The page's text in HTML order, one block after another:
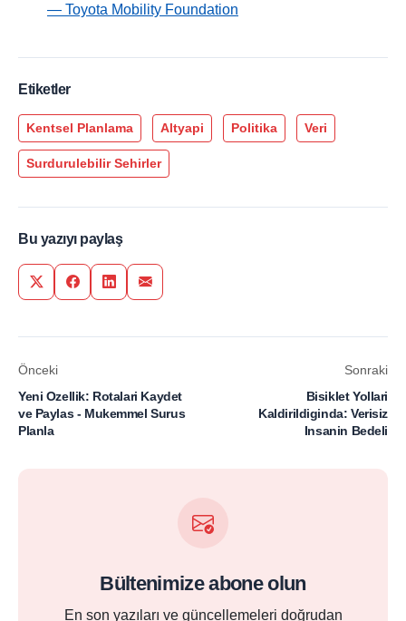
— Toyota Mobility Foundation
Etiketler
Kentsel Planlama Altyapi Politika Veri
Surdurulebilir Sehirler
Bu yazıyı paylaş
Share on Twitter
Share on Facebook
Share on LinkedIn
Share via Email
Önceki
Yeni Ozellik: Rotalari Kaydet
ve Paylas - Mukemmel Surus
Planla
Sonraki
Bisiklet Yollari
Kaldirildiginda: Verisiz
Insanin Bedeli
Bültenimize abone olun
En son yazıları ve güncellemeleri doğrudan